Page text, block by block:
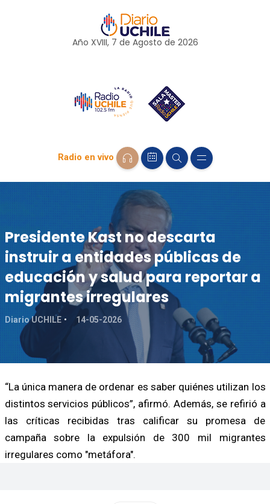
Año XVIII, 7 de Agosto de 2026
Radio en vivo
Presidente Kast no descarta
instruir a entidades públicas de
educación y salud para reportar a
migrantes irregulares
Diario UCHILE 14-05-2026
“La única manera de ordenar es saber quiénes utilizan los
distintos servicios públicos”, afirmó. Además, se refirió a
las críticas recibidas tras calificar su promesa de
campaña sobre la expulsión de 300 mil migrantes
irregulares como "metáfora".